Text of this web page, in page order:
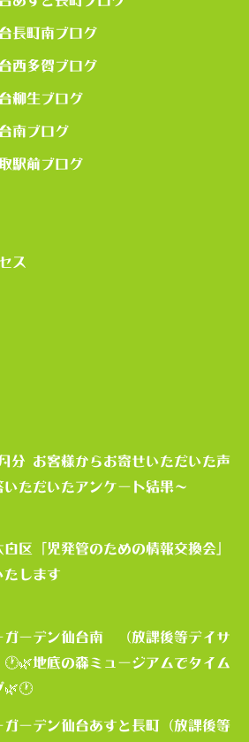
長町南ブログ
西多賀ブログ
柳生ブログ
南ブログ
駅前ブログ
ス
分 お客様からお寄せいただいた声
いただいたアンケート結果～
区「児発管のための情報交換会」
たします
ガーデン仙台南 （放課後等デイサ
🕐🌿地底の森ミュージアムでタイム
🌿🕐
ガーデン仙台あすと長町（放課後等